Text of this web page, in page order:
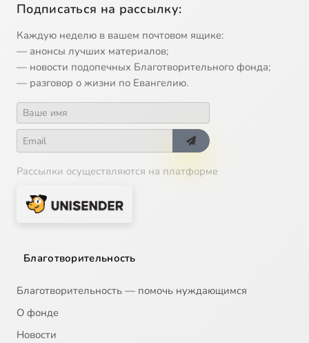
Подписаться на рассылку:
Каждую неделю в вашем почтовом ящике:
— анонсы лучших материалов;
— новости подопечных Благотворительного фонда;
— разговор о жизни по Евангелию.
Рассылки осуществляются на платформе
Благотворительность
Благотворительность — помочь нуждающимся
О фонде
Новости